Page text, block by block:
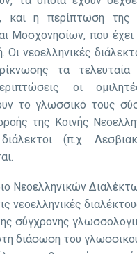
και η περίπτωση της
Μοσχονησίων, που έχει
Οι νεοελληνικές
τα
οι
το γλωσσικό τους
της Κοινής
(π.χ.
Νεοελληνικών
νεοελληνικές
σύγχρονης
διάσωση του